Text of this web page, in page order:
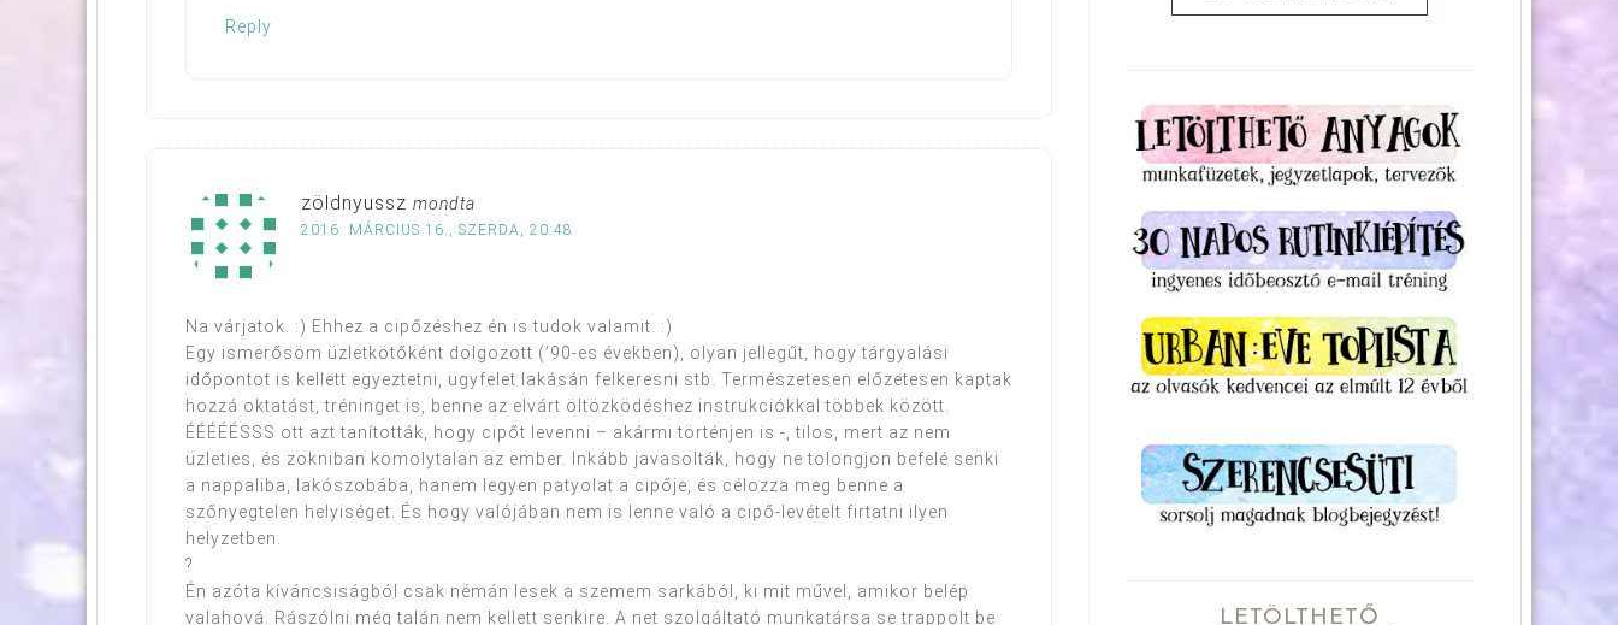
Reply
zöldnyussz mondta
2016. MÁRCIUS 16., SZERDA, 20:48
Na várjatok. :) Ehhez a cipőzéshez én is tudok valamit. :)
Egy ismerősöm üzletkötőként dolgozott (’90-es években), olyan jellegűt, hogy tárgyalási
időpontot is kellett egyeztetni, ügyfelet lakásán felkeresni stb. Természetesen előzetesen kaptak
hozzá oktatást, tréninget is, benne az elvárt öltözködéshez instrukciókkal többek között.
ÉÉÉÉÉSSS ott azt tanították, hogy cipőt levenni – akármi történjen is -, tilos, mert az nem
üzleties, és zokniban komolytalan az ember. Inkább javasolták, hogy ne tolongjon befelé senki
a nappaliba, lakószobába, hanem legyen patyolat a cipője, és célozza meg benne a
szőnyegtelen helyiséget. És hogy valójában nem is lenne való a cipő-levételt firtatni ilyen
helyzetben.
?
Én azóta kíváncsiságból csak némán lesek a szemem sarkából, ki mit művel, amikor belép
valahová. Rászólni még talán nem kellett senkire. A net szolgáltató munkatársa se trappolt be
LETÖLTHETŐ